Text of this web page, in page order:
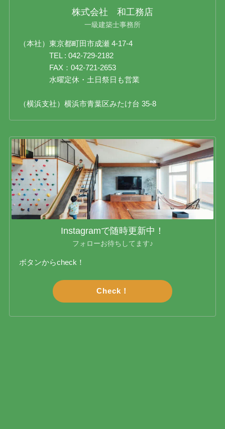
株式会社 和工務店
一級建築士事務所
（本社）東京都町田市成瀬 4-17-4
TEL : 042-729-2182
FAX：042-721-2653
水曜定休・土日祭日も営業
（横浜支社）横浜市青葉区みたけ台 35-8
Instagramで随時更新中！
フォローお待ちしてます♪
ボタンからcheck！
Check！